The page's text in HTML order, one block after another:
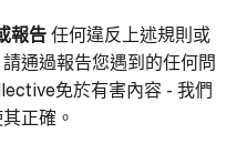
報告 任何違反上述規則或
通過報告您遇到的任何問
免於有害內容 - 我們
正確。